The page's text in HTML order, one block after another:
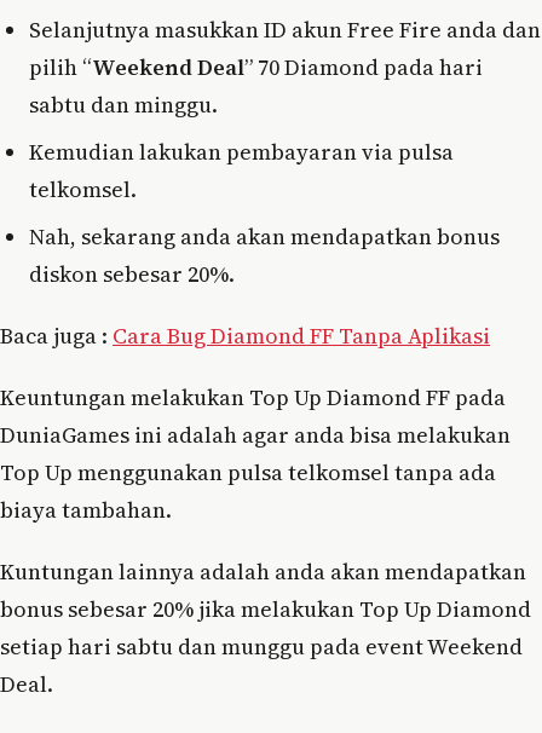
Selanjutnya masukkan ID akun Free Fire anda dan
pilih “Weekend Deal” 70 Diamond pada hari
sabtu dan minggu.
Kemudian lakukan pembayaran via pulsa
telkomsel.
Nah, sekarang anda akan mendapatkan bonus
diskon sebesar 20%.
Baca juga : Cara Bug Diamond FF Tanpa Aplikasi
Keuntungan melakukan Top Up Diamond FF pada
DuniaGames ini adalah agar anda bisa melakukan
Top Up menggunakan pulsa telkomsel tanpa ada
biaya tambahan.
Kuntungan lainnya adalah anda akan mendapatkan
bonus sebesar 20% jika melakukan Top Up Diamond
setiap hari sabtu dan munggu pada event Weekend
Deal.